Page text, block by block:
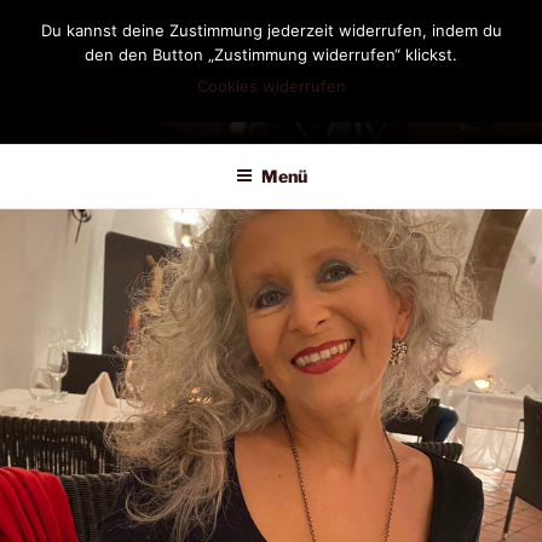
DIANDRA-CIRCLE
Menü
Du kannst deine Zustimmung jederzeit widerrufen, indem du
den den Button „Zustimmung widerrufen“ klickst.
Cookies widerrufen